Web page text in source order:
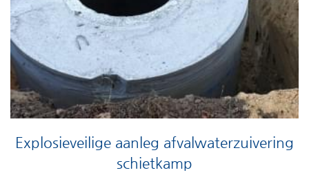
Explosieveilige aanleg afvalwaterzuivering
schietkamp